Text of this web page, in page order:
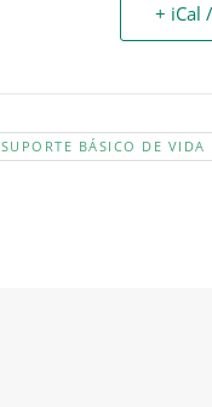
+ iCal
SUPORTE BÁSICO DE VIDA